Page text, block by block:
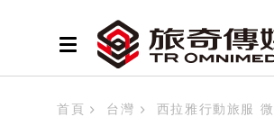
首頁 台灣 西拉雅行動旅服